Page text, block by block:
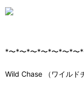
*〜*〜*〜*〜*〜*〜*〜
Wild Chase （ワイルド